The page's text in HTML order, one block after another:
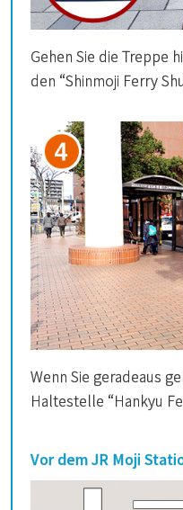
Gehen Sie die Treppe
den “Shinmoji Ferry
Wenn Sie geradeaus
Haltestelle “Hankyu
Vor dem JR Moji